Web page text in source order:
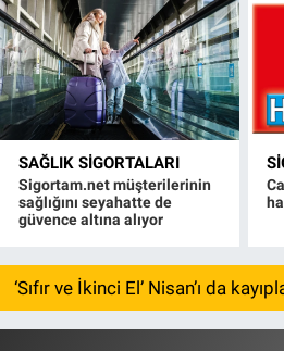
SAĞLIK SIGORTALARI
Sigortam.net müşterilerinin
sağlığını seyahatte de
güvence altına alıyor
‘Sıfır ve İkinci El’ Nisan’ı da